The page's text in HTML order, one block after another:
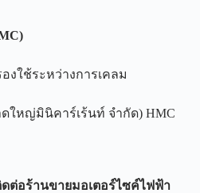
งใช้ระหว่างการเคลม
ใหญ่มินิคาร์เร้นท์ จำกัด) HMC
ต่อร้านขายมอเตอร์ไซค์ไฟฟ้า